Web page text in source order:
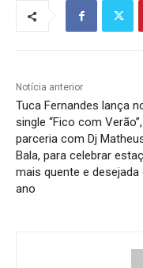
Notícia anterior
Tuca Fernandes lança
single “Fico com
parceria com Dj
Bala, para celebrar
mais quente e desejada
ano